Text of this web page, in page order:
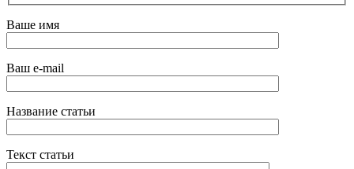
Ваше имя
Ваш e-mail
Название статьи
Текст статьи